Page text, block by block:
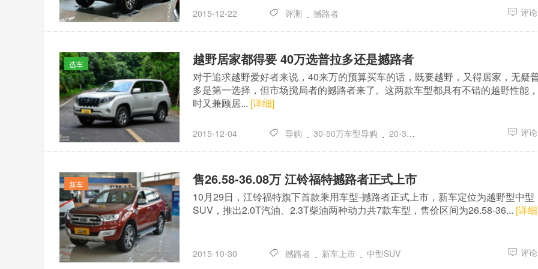
2015-12-22 评测 . 撼路者 评
选车 越野居家都得要 40万选普拉多还是撼路者
对于追求越野爱好者来说，40来万的预算买车的话，既要越野，又得居家，无疑
多是第一选择，但市场搅局者的撼路者来了。这两款车型都具有不错的越野性能
时又兼顾居... [详细]
2015-12-04 导购 . 30-50万车型导购 . 20-30万车型导购 评
新车 售26.58-36.08万 江铃福特撼路者正式上市
10月29日，江铃福特旗下首款乘用车型-撼路者正式上市，新车定位为越野型中型
SUV，推出2.0T汽油、2.3T柴油两种动力共7款车型，售价区间为26.58-36... [详
2015-10-30 撼路者 . 新车上市 . 中型SUV 评